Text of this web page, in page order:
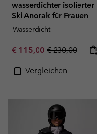
wasserdichter isolierter
Ski Anorak für Frauen
Wasserdicht
Sale price:
€ 115,00 Regular price:
€ 230,00
Vergleichen